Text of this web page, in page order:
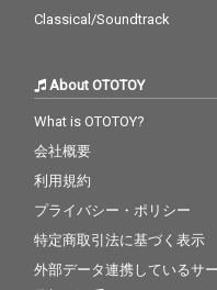
Classical/Soundtrack
About OTOTOY
What is OTOTOY?
会社概要
利用規約
プライバシー・ポリシー
特定商取引法に基づく表示
外部データ連携しているサ